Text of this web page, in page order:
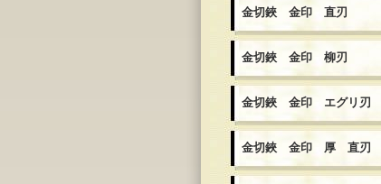
金切鋏 金印 直刃
金切鋏 金印 柳刃
金切鋏 金印 エグリ刃
金切鋏 金印 厚 直刃